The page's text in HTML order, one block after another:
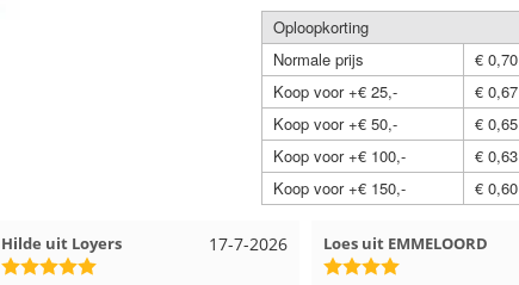
Oploopkorting
Normale prijs
€ 0,70
Koop voor +€ 25,-
€ 0,67
Koop voor +€ 50,-
€ 0,65
Koop voor +€ 100,-
€ 0,63
Koop voor +€ 150,-
€ 0,60
17-7-2026
Hilde uit Loyers Loes uit EMMELOORD